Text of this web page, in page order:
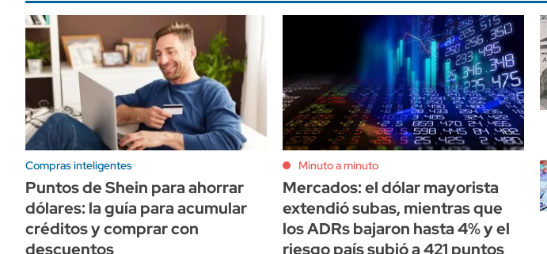
Compras inteligentes
Puntos de Shein para ahorrar
dólares: la guía para acumular
créditos y comprar con
descuentos
Minuto a minuto
Mercados: el dólar mayorista
extendió subas, mientras que
los ADRs bajaron hasta 4% y el
riesgo país subió a 421 puntos